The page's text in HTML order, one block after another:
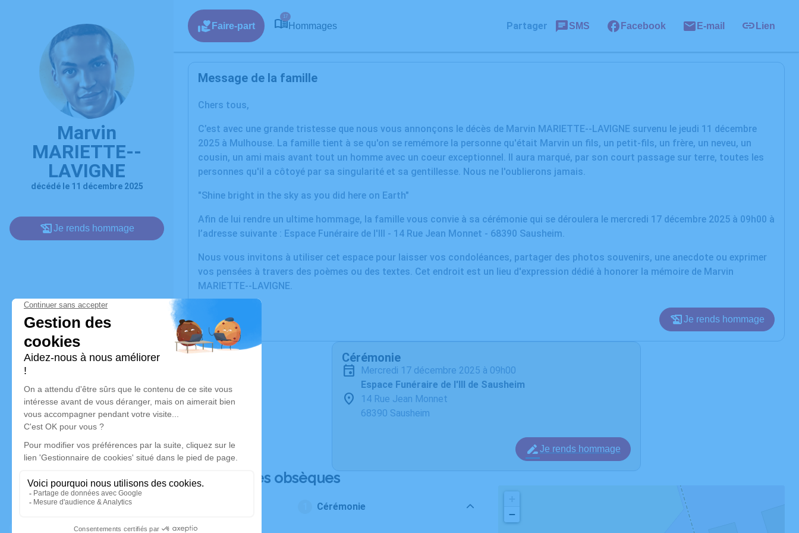
Marvin
MARIETTE--
LAVIGNE
décédé le 11 décembre 2025
Je rends hommage
Faire-part
17
Hommages Partager SMS Facebook E-mail Lien
Message de la famille
Chers tous,
C’est avec une grande tristesse que nous vous annonçons le décès de Marvin MARIETTE--LAVIGNE survenu le jeudi 11 décembre
2025 à Mulhouse. La famille tient à se qu'on se remémore la personne qu'était Marvin un fils, un petit-fils, un frère, un neveu, un
cousin, un ami mais avant tout un homme avec un coeur exceptionnel. Il aura marqué, par son court passage sur terre, toutes les
personnes qu'il a côtoyé par sa singularité et sa gentillesse. Nous ne l'oublierons jamais.
"Shine bright in the sky as you did here on Earth"
Afin de lui rendre un ultime hommage, la famille vous convie à sa cérémonie qui se déroulera le mercredi 17 décembre 2025 à 09h00 à
l’adresse suivante : Espace Funéraire de l'Ill - 14 Rue Jean Monnet - 68390 Sausheim.
Nous vous invitons à utiliser cet espace pour laisser vos condoléances, partager des photos souvenirs, une anecdote ou exprimer
vos pensées à travers des poèmes ou des textes. Cet endroit est un lieu d'expression dédié à honorer la mémoire de Marvin
MARIETTE--LAVIGNE.
Je rends hommage
Cérémonie
mercredi 17 décembre 2025 à 09h00
Espace Funéraire de l'Ill de Sausheim
14 Rue Jean Monnet
68390 Sausheim
Je rends hommage
Déroulé des obsèques
Cérémonie
−